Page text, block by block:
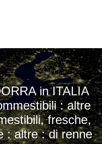
in ITALIA
: altre
fresche,
: altre : di renne